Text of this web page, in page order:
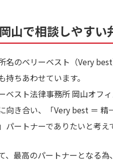
岡山で相談しやすい
名のベリーベスト（Very
持ちあわせています。
ベスト法律事務所 岡山オフ
向き合い、「Very best ＝ 精
パートナーでありたいと考え
、最高のパートナーとなる